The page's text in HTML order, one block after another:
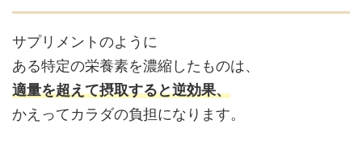
サプリメントのように
ある特定の栄養素を濃縮したものは、
適量を超えて摂取すると逆効果、
かえってカラダの負担になります。